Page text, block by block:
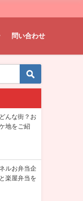
問い合わせ
んな街？お
地をご紹
ルお弁当企
楽屋弁当を